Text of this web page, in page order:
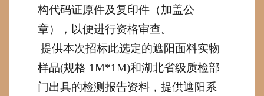
构代码证原件及复印件（加盖公
章），以便进行资格审查。
提供本次招标此选定的遮阳面料实物
样品(规格 1M*1M)和湖北省级质检部
门出具的检测报告资料，提供遮阳系